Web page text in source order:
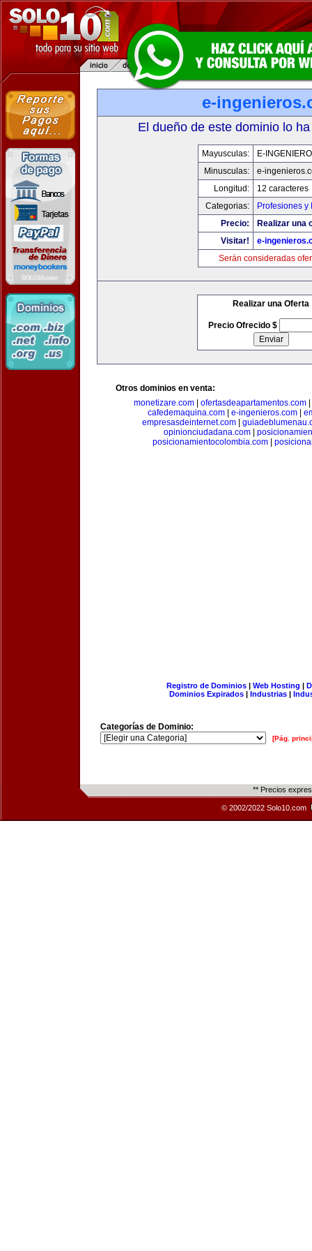
e-
El dueño de este dominio lo
Mayusculas:
E-
Minusculas:
e-
Longitud:
12 caracteres
Categorias:
Profesiones y
Precio:
Realizar una
Visitar!
e-
Serán consideradas
Realizar una Oferta
Precio Ofrecido $
Otros dominios en venta:
monetizare.com
ofertasdeapartamentos.com
cafedemaquina.com
e-ingenieros.com
empresasdeinternet.com|
opinionciudadana.com
posicionamientocolombia.com|
Registro de Dominios| Web Hosting |
Dominios Expirados | Industrias |
Categorías de Dominio:
[Pág.
** Precios
© 2002/2022 Solo10.com